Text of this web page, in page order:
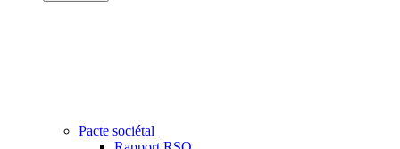
Pacte sociétal